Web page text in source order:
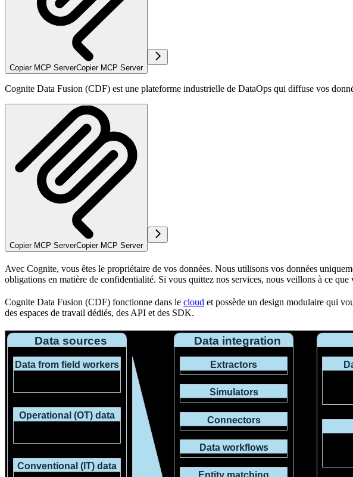
Copier MCP ServerCopier MCP Server
Cognite Data Fusion (CDF) est une plateforme industrielle de DataOps qui diffuse vos
Copier MCP ServerCopier MCP Server
Avec Cognite, vous êtes le propriétaire de vos données. Nous utilisons vos données
obligations en matière de confidentialité. Si vous quittez nos services, nous veillons à ce
Cognite Data Fusion (CDF) fonctionne dans le cloud et possède un design modulaire qui
des espaces de travail dédiés, des API et des SDK.